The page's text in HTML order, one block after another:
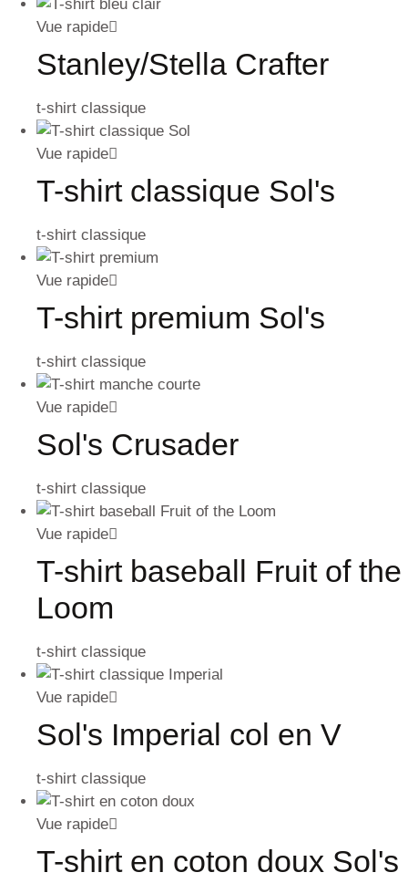
Vue rapide
Stanley/Stella Crafter
t-shirt classique
Vue rapide
T-shirt classique Sol's
t-shirt classique
Vue rapide
T-shirt premium Sol's
t-shirt classique
Vue rapide
Sol's Crusader
t-shirt classique
Vue rapide
T-shirt baseball Fruit of the
Loom
t-shirt classique
Vue rapide
Sol's Imperial col en V
t-shirt classique
Vue rapide
T-shirt en coton doux Sol's